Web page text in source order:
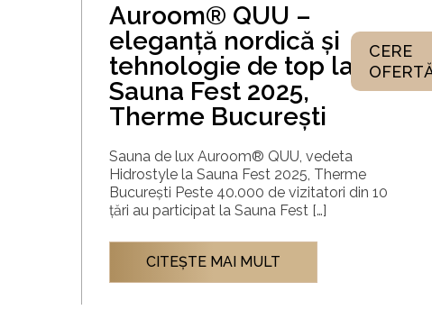
Auroom® QUU –
eleganță nordică și
tehnologie de top la
Sauna Fest 2025,
Therme București
Sauna de lux Auroom® QUU, vedeta
Hidrostyle la Sauna Fest 2025, Therme
București Peste 40.000 de vizitatori din 10
țări au participat la Sauna Fest […]
CITEŞTE MAI MULT
CERE